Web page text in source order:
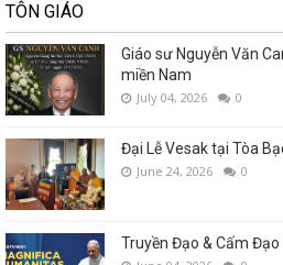
TÔN GIÁO
Giáo sư Nguyễn Văn
miền Nam
July 04, 2026 0
Đại Lễ Vesak tại Tòa
June 24, 2026 0
Truyền Đạo & Cấm Đạo